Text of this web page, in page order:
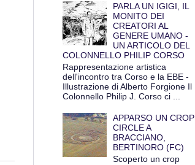
PARLA UN IGIGI, IL
MONITO DEI
CREATORI AL
GENERE UMANO -
UN ARTICOLO DEL
COLONNELLO PHILIP CORSO
Rappresentazione artistica
dell'incontro tra Corso e la EBE -
Illustrazione di Alberto Forgione Il
Colonnello Philip J. Corso ci ...
APPARSO UN CROP
CIRCLE A
BRACCIANO,
BERTINORO (FC)
Scoperto un crop